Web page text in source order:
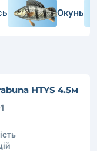
Окунь
HTYS 4.5м